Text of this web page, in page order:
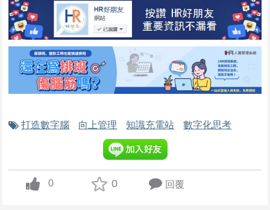
今天
【哈博集團總部】人資主管 哈博餐飲管理顧問股份有限公司
不拘，3年以上，台北市內湖區
1.人力資源制度規劃與執行
2.召募策略擬定與執行
3.任用、調動、培訓、考核等職能事務
HR Account Service人資服務(HRBP)_南科
聯華電子股份有限公司
不拘，3年以上，台南市新市區
打造數字腦 向上管理 知識充電站 數字化思考
up vote
0 0 回覆